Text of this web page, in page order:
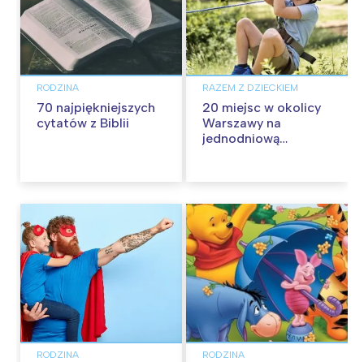
RODZINA
70 najpiękniejszych
cytatów z Biblii
RAZEM Z DZIECKIEM
20 miejsc w okolicy
Warszawy na
jednodniową
RODZINA RODZINA